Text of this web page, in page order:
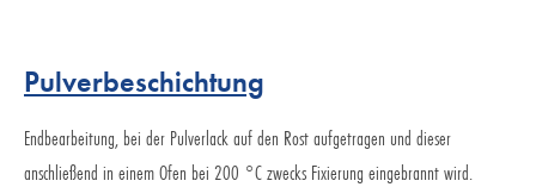
Pulverbeschichtung
Endbearbeitung, bei der Pulverlack auf den Rost aufgetragen und dieser
anschließend in einem Ofen bei 200 °C zwecks Fixierung eingebrannt wird.